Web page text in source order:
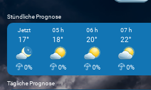
Stündliche Prognose
Jetzt
17°
0%
05 h
18°
0%
06 h
20°
0%
07 h
22°
0%
Tägliche Prognose